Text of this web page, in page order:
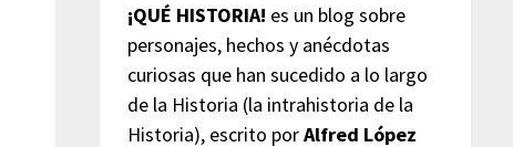
¡QUÉ HISTORIA! es un blog sobre
personajes, hechos y anécdotas
curiosas que han sucedido a lo largo
de la Historia (la intrahistoria de la
Historia), escrito porAlfred López